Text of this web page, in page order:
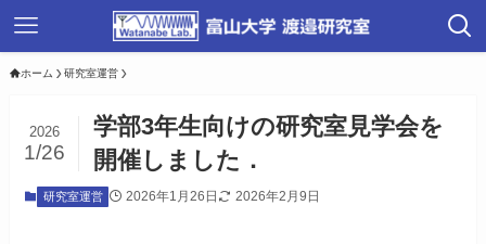
ホーム 研究室運営
学部3年生向けの研究室見学会を
開催しました．
2026
1/26
研究室運営 2026年1月26日 2026年2月9日